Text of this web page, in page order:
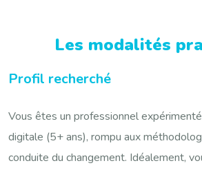
Les modalités
Profil recherché
Vous êtes un professionnel
digitale (5+ ans), rompu aux
conduite du changement. Idéalement,